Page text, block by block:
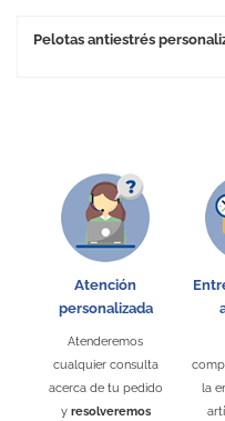
Pelotas antiestrés
Atención
personalizada
Atenderemos
cualquier consulta
acerca de tu pedido
y resolveremos
la